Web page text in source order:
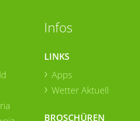
Infos
LINKS
Apps
Wetter Aktuell
BROSCHÜREN